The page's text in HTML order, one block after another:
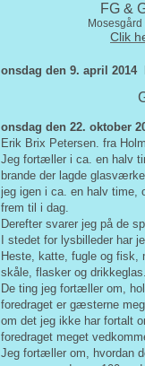
FG &
Clik
onsdag den 9. april 2014
onsdag den 22. oktober
Erik Brix Petersen. fra
Jeg fortæller i ca. en halv
brande der lagde
jeg igen i ca. en halv time,
frem til i dag.
Derefter svarer jeg på de
I stedet for lysbilleder har
Heste, katte, fugle og fisk,
skåle, flasker og drikkeglas.
De ting jeg fortæller om,
foredraget er gæsterne
om det jeg ikke har fortalt
foredraget meget
Jeg fortæller om, hvordan